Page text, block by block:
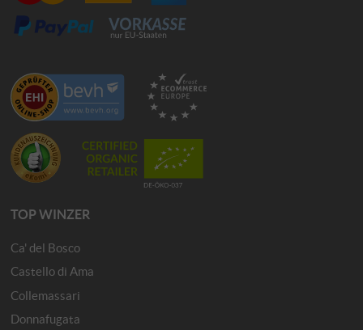
TOP WINZER
Ca' del Bosco
Castello di Ama
Collemassari
Donnafugata